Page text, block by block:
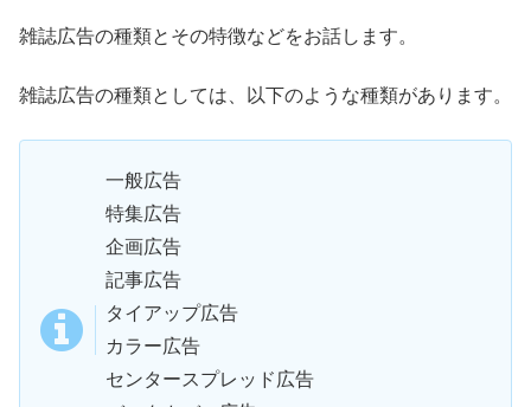
雑誌広告の種類とその特徴などをお話します。
雑誌広告の種類としては、以下のような種類があります。
一般広告
特集広告
企画広告
記事広告
タイアップ広告
カラー広告
センタースプレッド広告